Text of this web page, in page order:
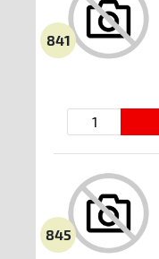
841
845